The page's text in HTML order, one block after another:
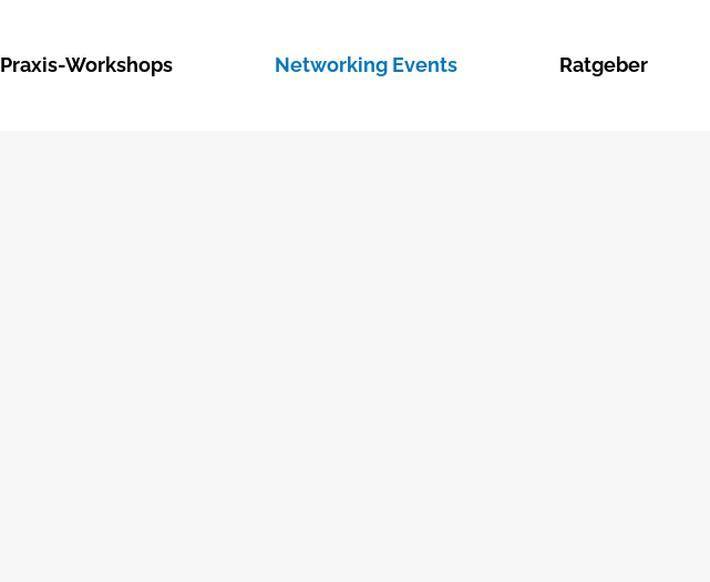
Praxis-Workshops Networking Events Ratgeber